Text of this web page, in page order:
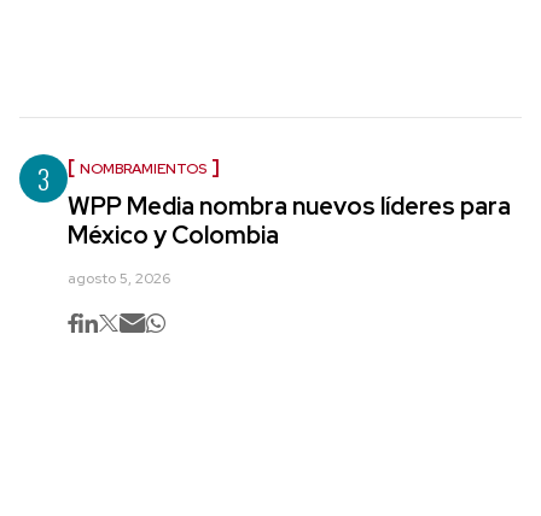
3 NOMBRAMIENTOS
WPP Media nombra nuevos líderes para
México y Colombia
agosto 5, 2026